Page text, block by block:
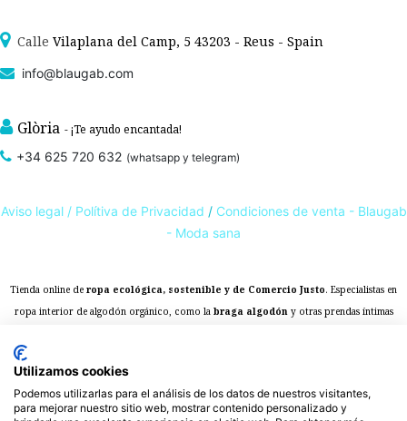
Calle Vilaplana del Camp, 5 43203 - Reus - Spain
info@blaugab.com
Glòria - ¡Te ayudo encantada!
+34 625 720 632 (whatsapp y telegram)
Aviso legal / Polítiva de Privacidad / Condiciones de venta - Blaugab
- Moda sana
Tienda online de ropa ecológica, sostenible y de Comercio Justo. Especialistas en
ropa interior de algodón orgánico, como la braga algodóny otras prendas íntimas
Expertos en ropa para piel sensible, ropa para piel delicada y enfermedades
ambientales. Ropa interior sostenible.
Utilizamos cookies
Podemos utilizarlas para el análisis de los datos de nuestros visitantes,
para mejorar nuestro sitio web, mostrar contenido personalizado y